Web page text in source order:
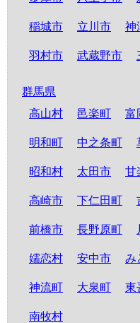
稲城市 立川市 神
羽村市 武蔵野市
群馬県
高山村
邑楽町 富
明和町 中之条町
昭和村 太田市 甘
高崎市 下仁田町
前橋市 長野原町
嬬恋村 安中市 み
神流町 大泉町 東
南牧村